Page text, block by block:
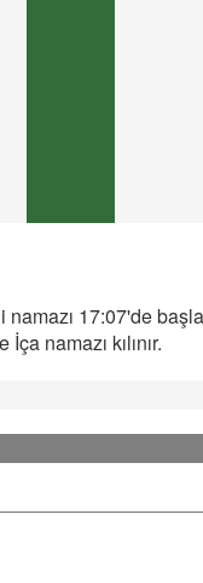
17:07'de
namazı kılınır.